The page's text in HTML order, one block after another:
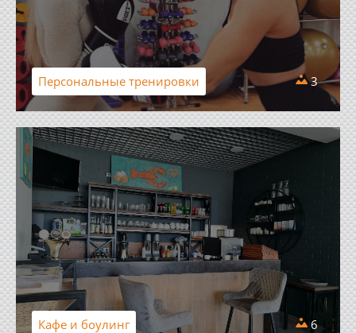
Персональные тренировки 3
Кафе и боулинг 6